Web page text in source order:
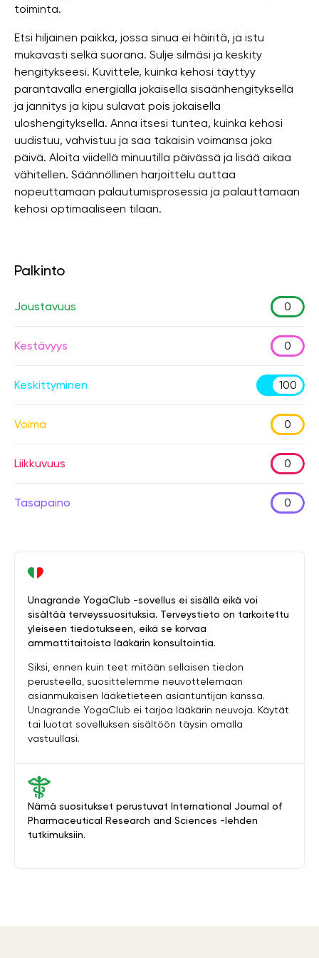
toiminta.
Etsi hiljainen paikka, jossa sinua ei häiritä, ja istu
mukavasti selkä suorana. Sulje silmäsi ja keskity
hengitykseesi. Kuvittele, kuinka kehosi täyttyy
parantavalla energialla jokaisella sisäänhengityksellä
ja jännitys ja kipu sulavat pois jokaisella
uloshengityksellä. Anna itsesi tuntea, kuinka kehosi
uudistuu, vahvistuu ja saa takaisin voimansa joka
päivä. Aloita viidellä minuutilla päivässä ja lisää aikaa
vähitellen. Säännöllinen harjoittelu auttaa
nopeuttamaan palautumisprosessia ja palauttamaan
kehosi optimaaliseen tilaan.
Palkinto
Joustavuus 0
Kestävyys 0
Keskittyminen 100
Voima 0
Liikkuvuus 0
Tasapaino 0
Nämä suositukset perustuvat International Journal of
Pharmaceutical Research and Sciences -lehden
tutkimuksiin.
Unagrande YogaClub -sovellus ei sisällä eikä voi
sisältää terveyssuosituksia. Terveystieto on tarkoitettu
yleiseen tiedotukseen, eikä se korvaa
ammattitaitoista lääkärin konsultointia.
Siksi, ennen kuin teet mitään sellaisen tiedon
perusteella, suosittelemme neuvottelemaan
asianmukaisen lääketieteen asiantuntijan kanssa.
Unagrande YogaClub ei tarjoa lääkärin neuvoja. Käytät
tai luotat sovelluksen sisältöön täysin omalla
vastuullasi.